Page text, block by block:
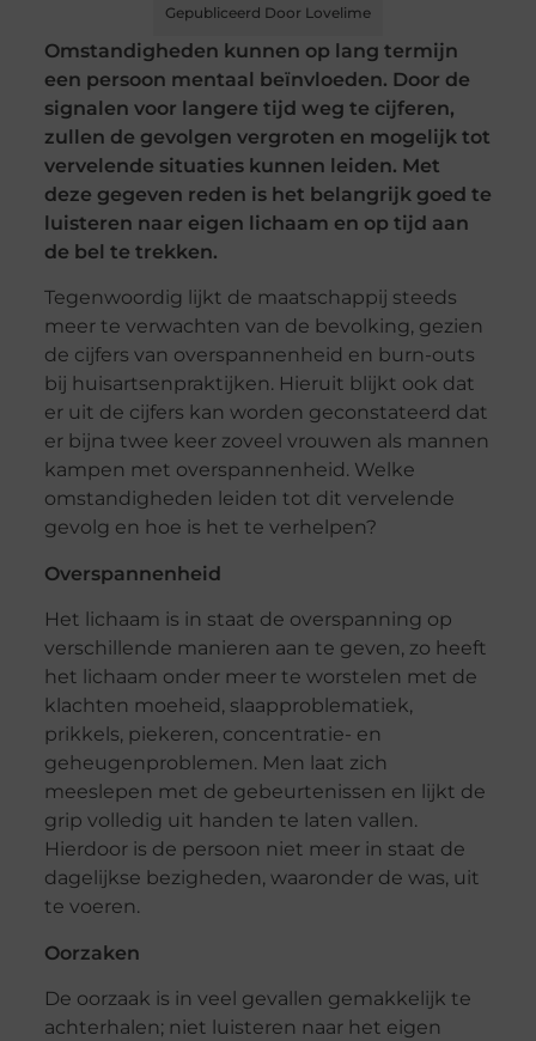
Gepubliceerd Door Lovelime
Omstandigheden kunnen op lang termijn
een persoon mentaal beïnvloeden. Door de
signalen voor langere tijd weg te cijferen,
zullen de gevolgen vergroten en mogelijk tot
vervelende situaties kunnen leiden. Met
deze gegeven reden is het belangrijk goed te
luisteren naar eigen lichaam en op tijd aan
de bel te trekken.
Tegenwoordig lijkt de maatschappij steeds
meer te verwachten van de bevolking, gezien
de cijfers van overspannenheid en burn-outs
bij huisartsenpraktijken. Hieruit blijkt ook dat
er uit de cijfers kan worden geconstateerd dat
er bijna twee keer zoveel vrouwen als mannen
kampen met overspannenheid. Welke
omstandigheden leiden tot dit vervelende
gevolg en hoe is het te verhelpen?
Overspannenheid
Het lichaam is in staat de overspanning op
verschillende manieren aan te geven, zo heeft
het lichaam onder meer te worstelen met de
klachten moeheid, slaapproblematiek,
prikkels, piekeren, concentratie- en
geheugenproblemen. Men laat zich
meeslepen met de gebeurtenissen en lijkt de
grip volledig uit handen te laten vallen.
Hierdoor is de persoon niet meer in staat de
dagelijkse bezigheden, waaronder de was, uit
te voeren.
Oorzaken
De oorzaak is in veel gevallen gemakkelijk te
achterhalen; niet luisteren naar het eigen